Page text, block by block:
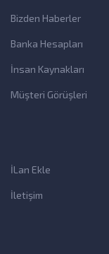
Bizden Haberler
Banka Hesapları
İnsan Kaynakları
Müşteri Görüşleri
İLan Ekle
İletişim